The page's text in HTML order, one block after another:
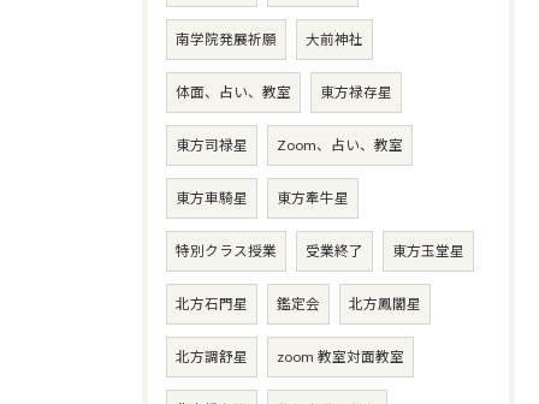
南学院発展祈願 大前神社
体面、占い、教室 東方禄存星
東方司禄星 Zoom、占い、教室
東方車騎星 東方牽牛星
特別クラス授業 受業終了 東方玉堂星
北方石門星 鑑定会 北方鳳閣星
北方調舒星 zoom 教室対面教室